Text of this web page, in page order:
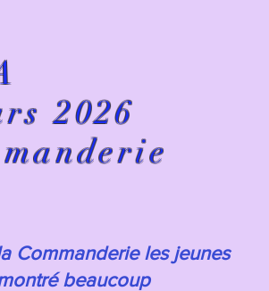
2026
Commanderie les jeunes
beaucoup